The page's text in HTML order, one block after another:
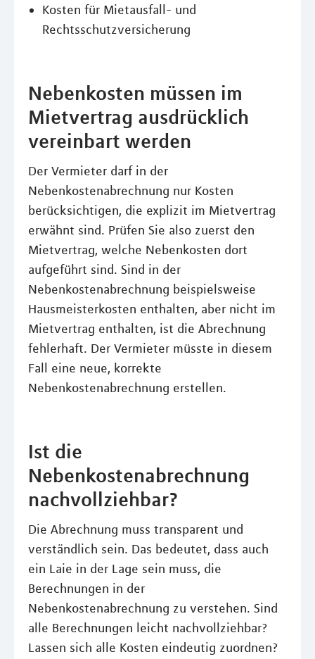
Kosten für Mietausfall- und
Rechtsschutzversicherung
Nebenkosten müssen im
Mietvertrag ausdrücklich
vereinbart werden
Der Vermieter darf in der
Nebenkostenabrechnung nur Kosten
berücksichtigen, die explizit im Mietvertrag
erwähnt sind. Prüfen Sie also zuerst den
Mietvertrag, welche Nebenkosten dort
aufgeführt sind. Sind in der
Nebenkostenabrechnung beispielsweise
Hausmeisterkosten enthalten, aber nicht im
Mietvertrag enthalten, ist die Abrechnung
fehlerhaft. Der Vermieter müsste in diesem
Fall eine neue, korrekte
Nebenkostenabrechnung erstellen.
Ist die
Nebenkostenabrechnung
nachvollziehbar?
Die Abrechnung muss transparent und
verständlich sein. Das bedeutet, dass auch
ein Laie in der Lage sein muss, die
Berechnungen in der
Nebenkostenabrechnung zu verstehen. Sind
alle Berechnungen leicht nachvollziehbar?
Lassen sich alle Kosten eindeutig zuordnen?